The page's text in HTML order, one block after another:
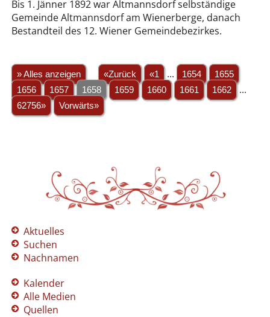
Bis 1. Jänner 1892 war Altmannsdorf selbständige
Gemeinde Altmannsdorf am Wienerberge, danach
Bestandteil des 12. Wiener Gemeindebezirkes.
» Alles anzeigen «Zurück «1 ... 1654
1655
1656
1657 1658 1659 1660 1661 1662
...
62756»
Vorwärts»
Aktuelles
Suchen
Nachnamen
Kalender
Alle Medien
Quellen